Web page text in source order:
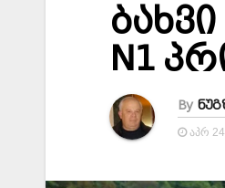
N1
By
ᲐᲞᲠ